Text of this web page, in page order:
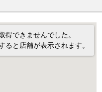
得できませんでした。
ると店舗が表示されます。